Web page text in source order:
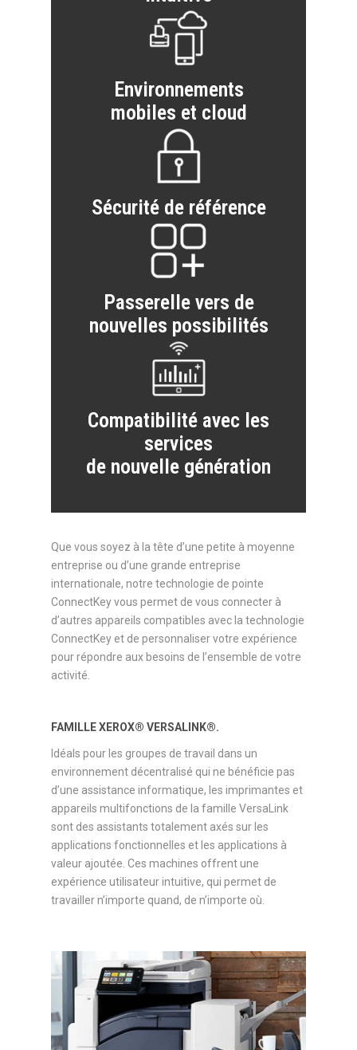
Environnements
mobiles et cloud
Sécurité de référence
Passerelle vers de
nouvelles possibilités
Compatibilité avec les
services
de nouvelle génération
Que vous soyez à la tête d’une petite à moyenne
entreprise ou d’une grande entreprise
internationale, notre technologie de pointe
ConnectKey vous permet de vous connecter à
d’autres appareils compatibles avec la technologie
ConnectKey et de personnaliser votre expérience
pour répondre aux besoins de l’ensemble de votre
activité.
FAMILLE XEROX® VERSALINK®.
Idéals pour les groupes de travail dans un
environnement décentralisé qui ne bénéficie pas
d’une assistance informatique, les imprimantes et
appareils multifonctions de la famille VersaLink
sont des assistants totalement axés sur les
applications fonctionnelles et les applications à
valeur ajoutée. Ces machines offrent une
expérience utilisateur intuitive, qui permet de
travailler n’importe quand, de n’importe où.